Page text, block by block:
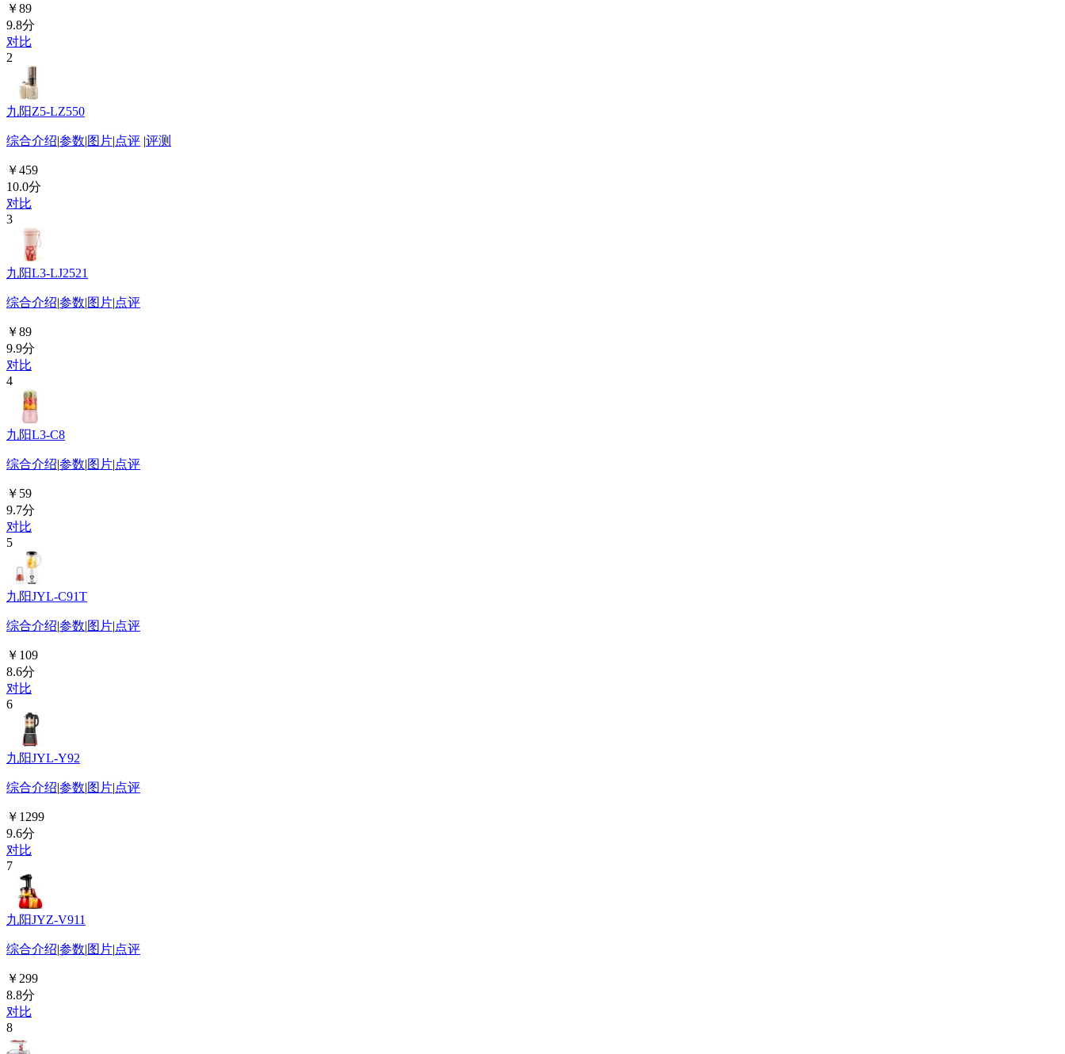
￥89
9.8分
对比
2
九阳Z5-LZ550
综合介绍|参数|图片|点评 |评测
￥459
10.0分
对比
3
九阳L3-LJ2521
综合介绍|参数|图片|点评
￥89
9.9分
对比
4
九阳L3-C8
综合介绍|参数|图片|点评
￥59
9.7分
对比
5
九阳JYL-C91T
综合介绍|参数|图片|点评
￥109
8.6分
对比
6
九阳JYL-Y92
综合介绍|参数|图片|点评
￥1299
9.6分
对比
7
九阳JYZ-V911
综合介绍|参数|图片|点评
￥299
8.8分
对比
8